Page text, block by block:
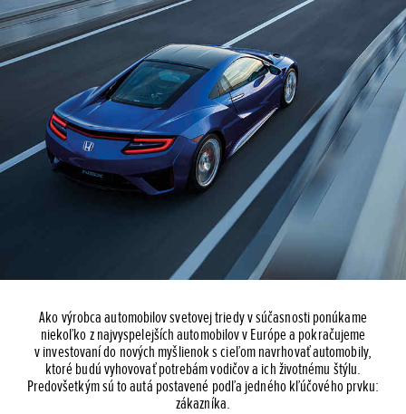
Ako výrobca automobilov svetovej triedy v súčasnosti ponúkame
niekoľko z najvyspelejších automobilov v Európe a pokračujeme
v investovaní do nových myšlienok s cieľom navrhovať automobily,
ktoré budú vyhovovať potrebám vodičov a ich životnému štýlu.
Predovšetkým sú to autá postavené podľa jedného kľúčového prvku:
zákazníka.